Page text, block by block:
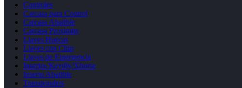
Controles
Carcasa para Control
Carcasa Abatible
Carcasa Proximity
Llaves Huecas
Llaves con Chip
Llaves de Emergencia
Insertos Keydiy/Xhorse
Inserto Abatible
Transponders